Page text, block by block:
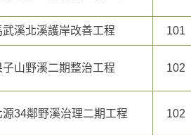
武溪北溪護岸改善工程 101
子山野溪二期整治工程 102
源34鄰野溪治理二期工程 102